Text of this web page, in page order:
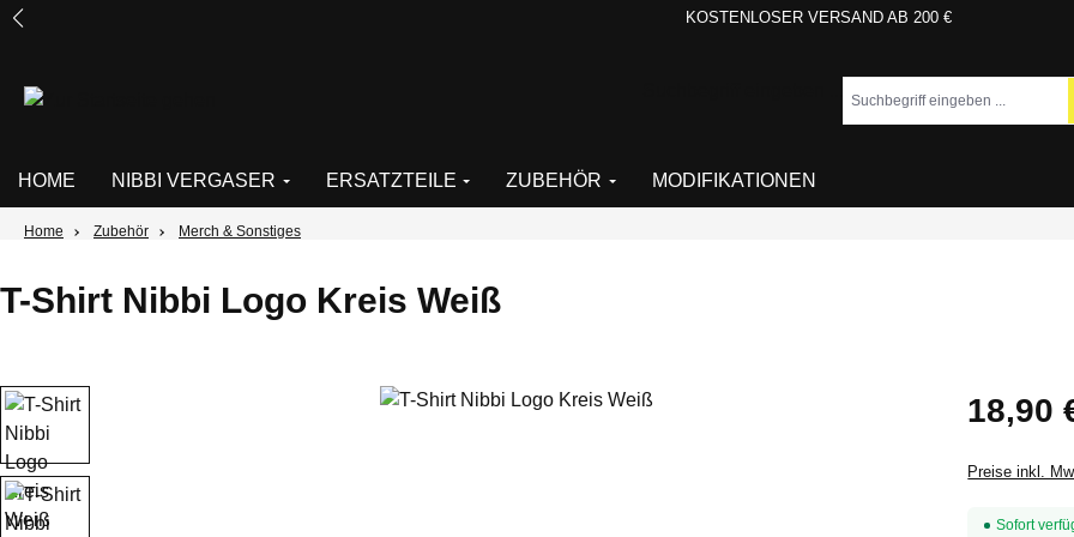
Hauptinhalt springen
Zur Suche springen
Zur Hauptnavigation springen KOSTENLOSER VERSAND AB 200 €
HOME NIBBI VERGASER ERSATZTEILE ZUBEHÖR MODIFIKATIONEN
Home Zubehör Merch & Sonstiges
T-Shirt Nibbi Logo Kreis Weiß
Bildergalerie überspringen Regulärer
18,90
Preise inkl.
Sofort